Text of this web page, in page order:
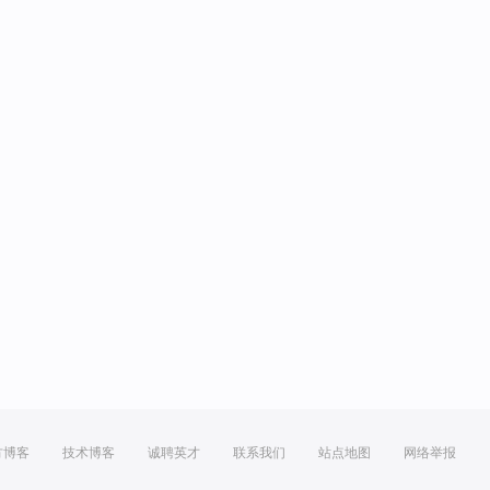
博客 技术博客 诚聘英才 联系我们 站点地图 网络举报